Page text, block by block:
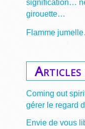
signification…
girouette…
Flamme
Articles
Coming out
gérer le regard
Envie de vous